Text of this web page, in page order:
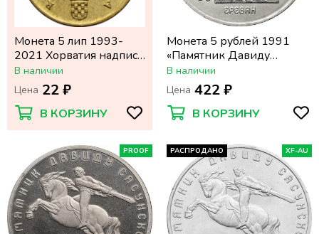
Монета 5 лип 1993-
2021 Хорватия надпись
на хорватском "HRAST
LUŽNJAK"
В наличии
Цена 22 ₽
В КОРЗИНУ
Монета 5 рублей 1991
«Памятник Давиду
Сасунскому в Ереване»
В наличии
Цена 422 ₽
В КОРЗИНУ
PROOF РАСПРОДАНО XF-AU